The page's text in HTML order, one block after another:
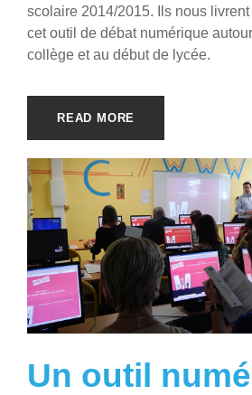
scolaire 2014/2015. Ils nous
cet outil de débat numérique
collège et au début de lycée.
READ MORE
Un outil